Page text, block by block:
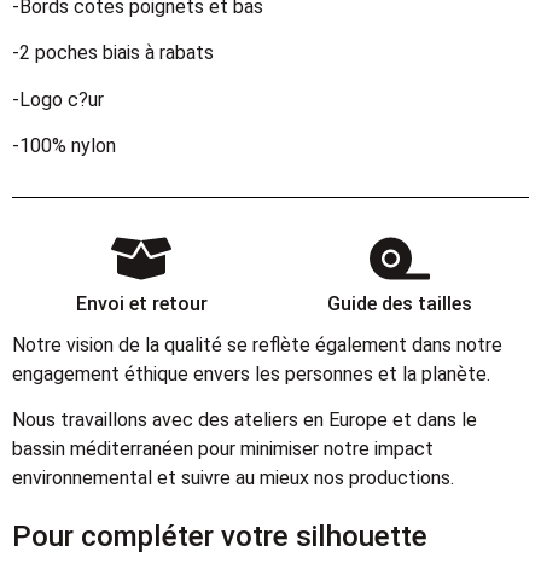
-Bords cotes poignets et bas
-2 poches biais à rabats
-Logo c?ur
-100% nylon
Envoi et retour
Guide des tailles
Notre vision de la qualité se reflète également dans notre
engagement éthique envers les personnes et la planète.
Nous travaillons avec des ateliers en Europe et dans le
bassin méditerranéen pour minimiser notre impact
environnemental et suivre au mieux nos productions.
Pour compléter votre silhouette